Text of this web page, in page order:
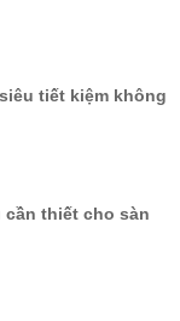
tiết kiệm không
cần thiết cho sàn